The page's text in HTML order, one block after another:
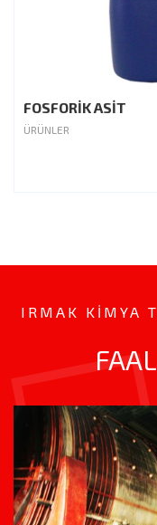
FOSFORİK ASİT
ÜRÜNLER
IRMAK KIMYA